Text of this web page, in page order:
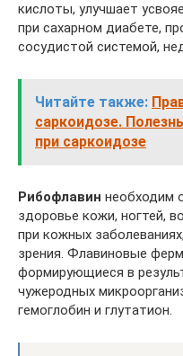
кислоты, улучшает
при сахарном диабете,
сосудистой системой,
Читайте также:
саркоидозе.
при саркоидозе
Рибофлавин необходим
здоровье кожи, ногтей,
при кожных
зрения. Флавиновые
формирующиеся в
чужеродных
гемоглобин и глутатион.